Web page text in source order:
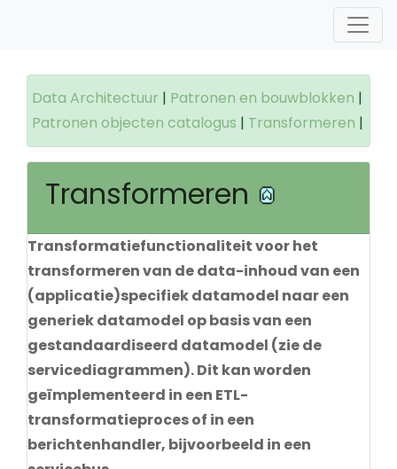
Data Architectuur | Patronen en bouwblokken |
Patronen objecten catalogus | Transformeren |
Transformeren
Transformatiefunctionaliteit voor het
transformeren van de data-inhoud van een
(applicatie)specifiek datamodel naar een
generiek datamodel op basis van een
gestandaardiseerd datamodel (zie de
servicediagrammen). Dit kan worden
geïmplementeerd in een ETL-
transformatieproces of in een
berichtenhandler, bijvoorbeeld in een